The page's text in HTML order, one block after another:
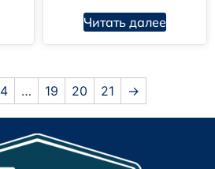
Читать далее
4 … 19 20 21 →